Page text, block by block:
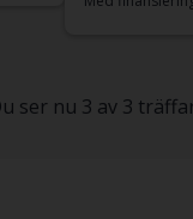
ser nu 3 av 3